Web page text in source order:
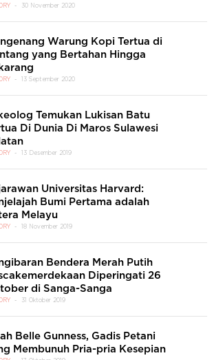
30 November 2020
Warung Kopi Tertua di
yang Bertahan Hingga
13 September 2020
Temukan Lukisan Batu
Di Dunia Di Maros Sulawesi
13 Desember 2019
Universitas Harvard:
Bumi Pertama adalah
Melayu
18 November 2019
Bendera Merah Putih
Diperingati 26
di Sanga-Sanga
31 Oktober 2019
Belle Gunness, Gadis Petani
Membunuh Pria-pria Kesepian